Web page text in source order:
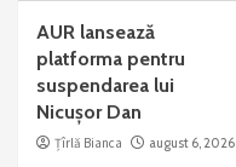
AUR lansează
platforma pentru
suspendarea lui
Nicușor Dan
Țîrlă Bianca august 6, 2026